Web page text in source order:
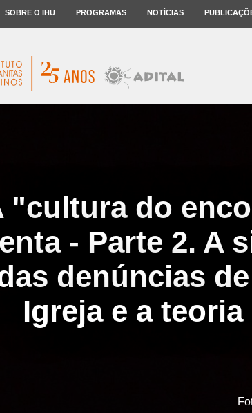
SOBRE O IHU PROGRAMAS NOTÍCIAS
"cultura do
- Parte 2. A
denúncias
Igreja e a